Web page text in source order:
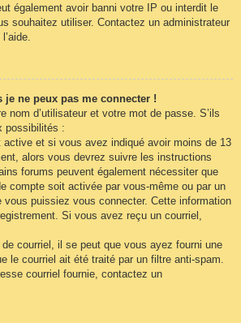
également avoir banni votre IP ou interdit le
souhaitez utiliser. Contactez un administrateur
ne peux pas me connecter !
nom d’utilisateur et votre mot de passe. S’ils
possibilités :
et si vous avez indiqué avoir moins de 13
alors vous devrez suivre les instructions
forums peuvent également nécessiter que
compte soit activée par vous-même ou par un
vous puissiez vous connecter. Cette information
Si vous avez reçu un courriel,
courriel, il se peut que vous ayez fourni une
le courriel ait été traité par un filtre anti-spam.
courriel fournie, contactez un